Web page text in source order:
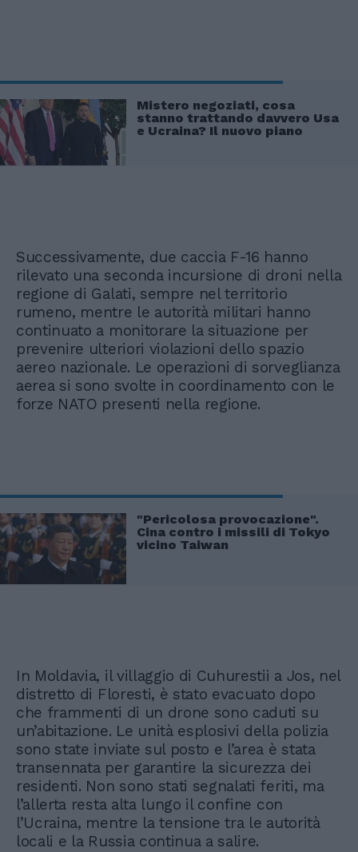
Mistero negoziati, cosa
stanno trattando davvero Usa
e Ucraina? Il nuovo piano
Successivamente, due caccia F-16 hanno
rilevato una seconda incursione di droni nella
regione di Galati, sempre nel territorio
rumeno, mentre le autorità militari hanno
continuato a monitorare la situazione per
prevenire ulteriori violazioni dello spazio
aereo nazionale. Le operazioni di sorveglianza
aerea si sono svolte in coordinamento con le
forze NATO presenti nella regione.
"Pericolosa provocazione".
Cina contro i missili di Tokyo
vicino Taiwan
In Moldavia, il villaggio di Cuhurestii a Jos, nel
distretto di Floresti, è stato evacuato dopo
che frammenti di un drone sono caduti su
un’abitazione. Le unità esplosivi della polizia
sono state inviate sul posto e l’area è stata
transennata per garantire la sicurezza dei
residenti. Non sono stati segnalati feriti, ma
l’allerta resta alta lungo il confine con
l’Ucraina, mentre la tensione tra le autorità
locali e la Russia continua a salire.